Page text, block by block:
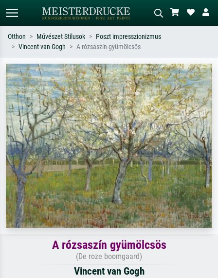
Keressen művész, műcím vagy stílus
szerint – pl. Monet, Csillagos éj,
impresszionizmus, Hokusai-hullám,
akt.
Írja le a jelenetet – pl. zöld rét, sok
piros absztrakt, sötét olajkép, álló akt
egy fa mellett.
Otthon Művészet Stílusok
Poszt impresszionizmus
Vincent van Gogh
A rózsaszín gyümölcsös
A rózsaszín gyümölcsös
(De roze boomgaard)
Vincent van Gogh